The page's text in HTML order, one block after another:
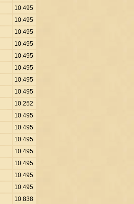
10.495
10.495
10.495
10.495
10.495
10.495
10.495
10.495
10.252
10.495
10.495
10.495
10.495
10.495
10.495
10.495
10.838